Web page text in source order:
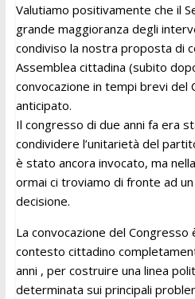
Valutiamo positivamente che il
grande maggioranza degli
condiviso la nostra proposta di
Assemblea cittadina (subito
convocazione in tempi brevi del
anticipato.
Il congresso di due anni fa era
condividere l’unitarietà del
è stato ancora invocato, ma
ormai ci troviamo di fronte ad
decisione.
La convocazione del Congresso
contesto cittadino
anni , per costruire una linea
determinata sui principali